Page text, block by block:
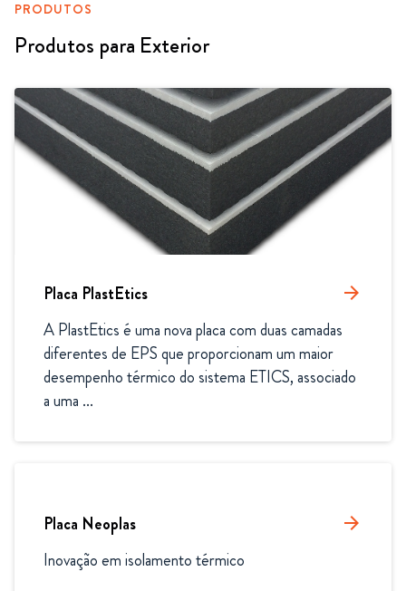
PRODUTOS
Produtos para Exterior
Placa PlastEtics arrow_forward
A PlastEtics é uma nova placa com duas camadas
diferentes de EPS que proporcionam um maior
desempenho térmico do sistema ETICS, associado
a uma ...
Placa Neoplas arrow_forward
Inovação em isolamento térmico